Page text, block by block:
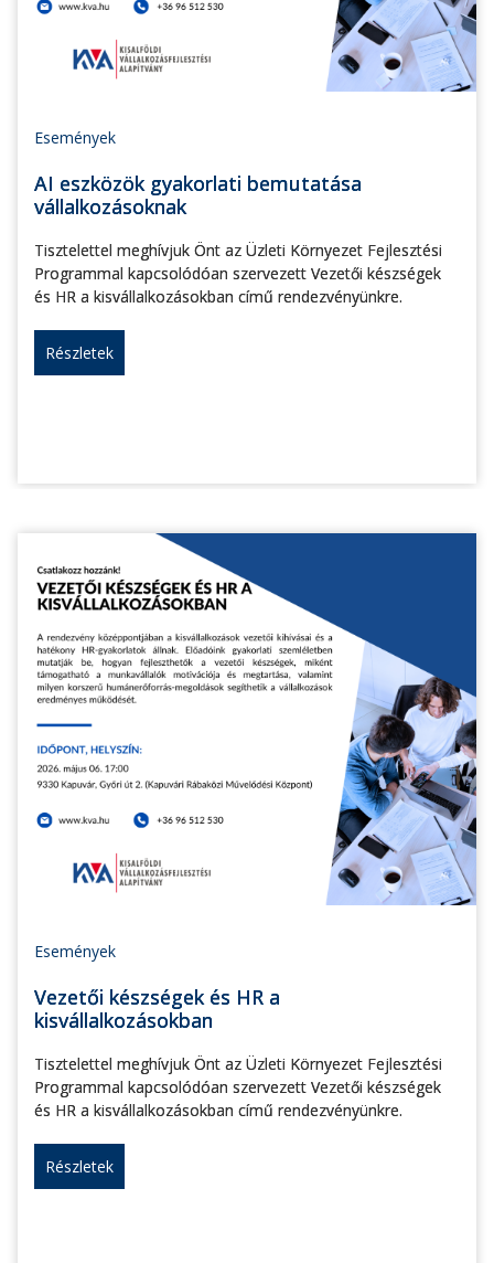
Események
AI eszközök gyakorlati bemutatása
vállalkozásoknak
Tisztelettel meghívjuk Önt az Üzleti Környezet Fejlesztési
Programmal kapcsolódóan szervezett Vezetői készségek
és HR a kisvállalkozásokban című rendezvényünkre.
Részletek
Események
Vezetői készségek és HR a
kisvállalkozásokban
Tisztelettel meghívjuk Önt az Üzleti Környezet Fejlesztési
Programmal kapcsolódóan szervezett Vezetői készségek
és HR a kisvállalkozásokban című rendezvényünkre.
Részletek